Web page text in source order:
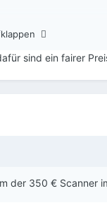
sind ein fairer
der 350 € Scanner